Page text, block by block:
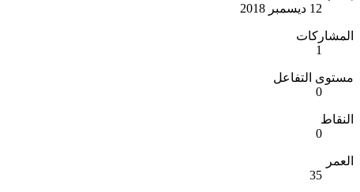
12 ديسمبر 2018
المشاركات
1
مستوى التفاعل
0
النقاط
0
العمر
35